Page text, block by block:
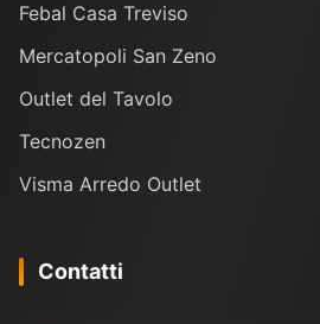
Febal Casa Treviso
Mercatopoli San Zeno
Outlet del Tavolo
Tecnozen
Visma Arredo Outlet
Contatti